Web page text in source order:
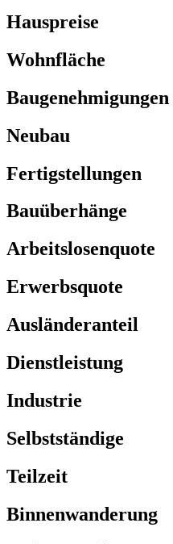
Hauspreise
Wohnfläche
Baugenehmigungen
Neubau
Fertigstellungen
Bauüberhänge
Arbeitslosenquote
Erwerbsquote
Ausländeranteil
Dienstleistung
Industrie
Selbstständige
Teilzeit
Binnenwanderung